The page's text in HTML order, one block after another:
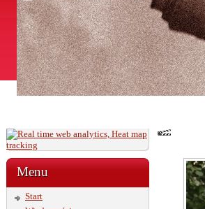
Menu
Start